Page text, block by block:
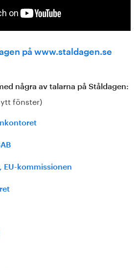
på www.staldagen.se
några av talarna på Ståldagen:
fönster)
EU-kommissionen